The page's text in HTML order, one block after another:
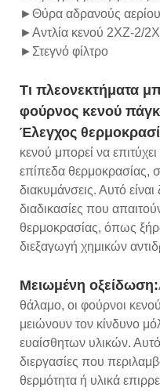
►Θύρα αδρανούς
►Αντλία κενού 2XZ-2/
►Στεγνό φίλτρο
Τι πλεονεκτήματα
φούρνος κενού
Έλεγχος
κενού μπορεί να
επίπεδα θερμοκρασίας,
διακυμάνσεις. Αυτό
διαδικασίες που
θερμοκρασίας, όπως
διεξαγωγή χημικών
Μειωμένη οξείδωση:
θάλαμο, οι φούρνοι
μειώνουν τον κίνδυνο
ευαίσθητων υλικών. Αυτό
διεργασίες που
θερμότητα ή υλικά